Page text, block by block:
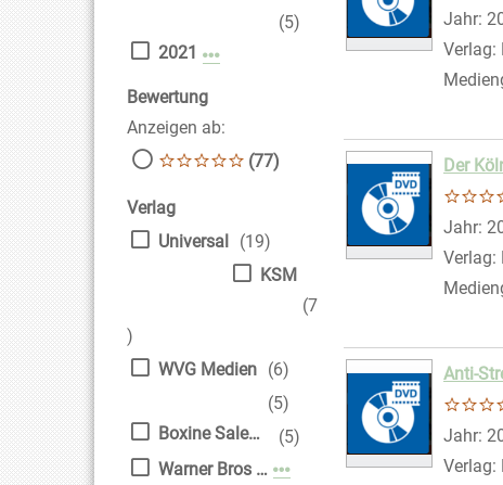
2021
(5)
Mehr Jahr-Filter anzeigen
Bewertung
Anzeigen ab:
(77)
Verlag
Universal
(19)
KSM
(7
)
WVG Medien (6)
Boxine Sales DAB GmbH
(5)
Warner Bros Entertainment
(5)
Mehr Verlag-Filter anzeigen
Suche
Jahr:
Verlag:
Der
Suche
Jahr:
Verlag:
Anti-
Suche
Jahr:
Verlag: